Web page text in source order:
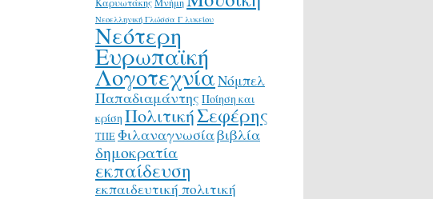
Νεοελληνική Γλώσσα Γ λυκείου
Νεότερη
Ευρωπαϊκή
ΛογοτεχνίαΝόμπελ
Παπαδιαμάντης Ποίηση και
κρίση ΠολιτικήΣεφέρης
ΤΠΕΦιλαναγνωσίαβιβλία
δημοκρατία
εκπαίδευση
εκπαιδευτική πολιτική